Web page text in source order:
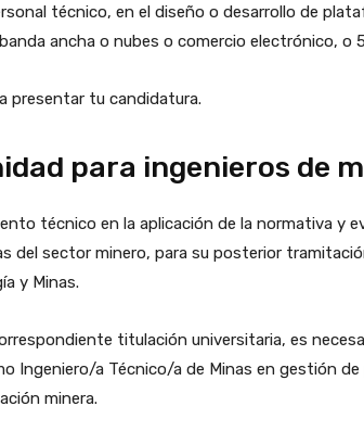
técnico, en el diseño o desarrollo de
ancha o nubes o comercio electrónico, o
presentar tu candidatura.
para ingenieros de
técnico en la aplicación de la normativa y
del sector minero, para su posterior
y Minas.
titulación universitaria, es
Ingeniero/a Técnico/a de Minas en gestión
minera.